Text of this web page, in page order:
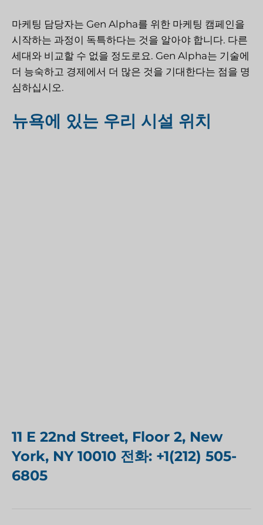
마케팅 담당자는 Gen Alpha를 위한 마케팅 캠페인을
시작하는 과정이 독특하다는 것을 알아야 합니다. 다른
세대와 비교할 수 없을 정도로요. Gen Alpha는 기술에
더 능숙하고 경제에서 더 많은 것을 기대한다는 점을 명
심하십시오.
뉴욕에 있는 우리 시설 위치
11 E 22nd Street, Floor 2, New
York, NY 10010 전화: +1(212) 505-
6805